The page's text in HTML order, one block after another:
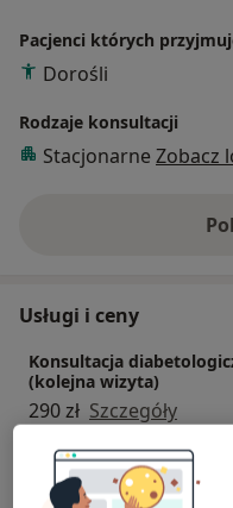
Pacjenci których
Dorośli
Rodzaje konsultacji
Stacjonarne Zobacz
Usługi i ceny
Konsultacja
(kolejna wizyta)
290 zł Szczegóły
Konsultacja
(pierwsza wizyta)